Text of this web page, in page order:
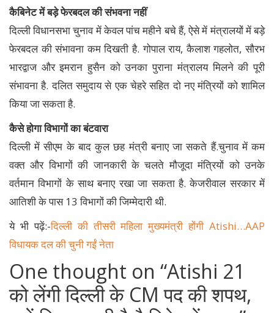
कैबिनेट में बड़े फेरबदल की संभवना नहीं
दिल्ली विधानसभा चुनाव में केवल पांच महीने बचे हैं, ऐसे में मंत्रालयों में बड़े
फेरबदल की संभावना कम दिखती है. गोपाल राय, कैलाश गहलोत, सौरभ
भारद्वाज और इमरान हुसैन को उनका पुराना मंत्रालय मिलने की पूरी
संभावना है. दलित समुदाय से एक चेहरे सहित दो नए मंत्रियों को शामिल
किया जा सकता है.
कैसे होगा विभागों का बंटवारा
दिल्ली में सीएम के बाद कुल छह मंत्री बनाए जा सकते हैं.चुनाव में कम
वक्त और विभागों की जानकारी के चलते मौजूदा मंत्रियों को उनके
वर्तमान विभागों के साथ बनाए रखा जा सकता है. केजरीवाल सरकार में
आतिशी के पास 13 विभागों की जिम्मेदारी थी.
ये भी पढ़ें:-दिल्ली की तीसरी महिला मुख्यमंत्री होंगी Atishi…AAP
विधायक दल की चुनी गईं नेता
One thought on “Atishi 21
को लेंगी दिल्ली के CM पद की शपथ,